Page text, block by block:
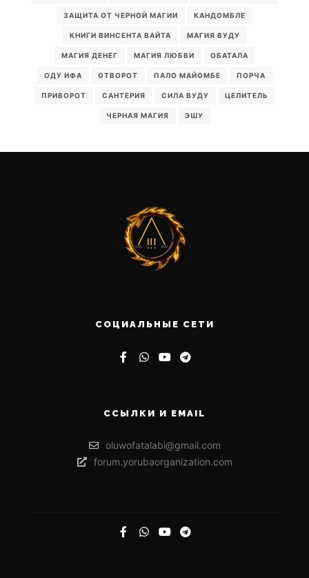
ЗАЩИТА ОТ ЧЕРНОЙ МАГИИ КАНДОМБЛЕ
КНИГИ ВИНСЕНТА ВАЙТА МАГИЯ ВУДУ
МАГИЯ ДЕНЕГ МАГИЯ ЛЮБВИ ОБАТАЛА
ОДУ ИФА ОТВОРОТ ПАЛО МАЙОМБЕ ПОРЧА
ПРИВОРОТ САНТЕРИЯ СИЛА ВУДУ ЦЕЛИТЕЛЬ
ЧЕРНАЯ МАГИЯ ЭШУ
СОЦИАЛЬНЫЕ СЕТИ
ССЫЛКИ И EMAIL
oluwofatalabi@gmail.com
forum.yorubaorganization.com